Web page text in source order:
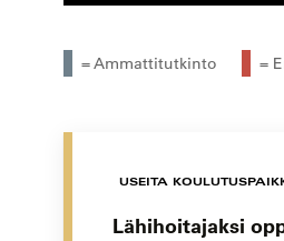
= Ammattitutkinto =
USEITA
Lähihoitajaksi